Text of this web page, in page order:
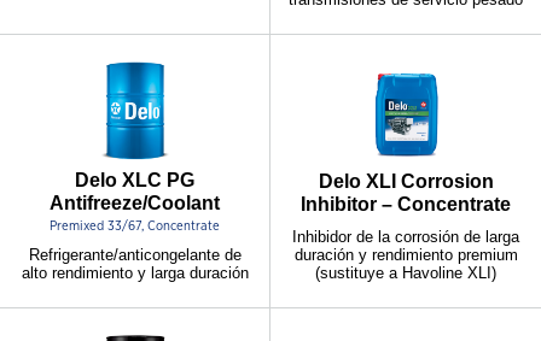
Delo XLC PG
Antifreeze/Coolant
Premixed 33/67, Concentrate
Refrigerante/anticongelante de
alto rendimiento y larga duración
Delo XLI Corrosion
Inhibitor – Concentrate
Inhibidor de la corrosión de larga
duración y rendimiento premium
(sustituye a Havoline XLI)